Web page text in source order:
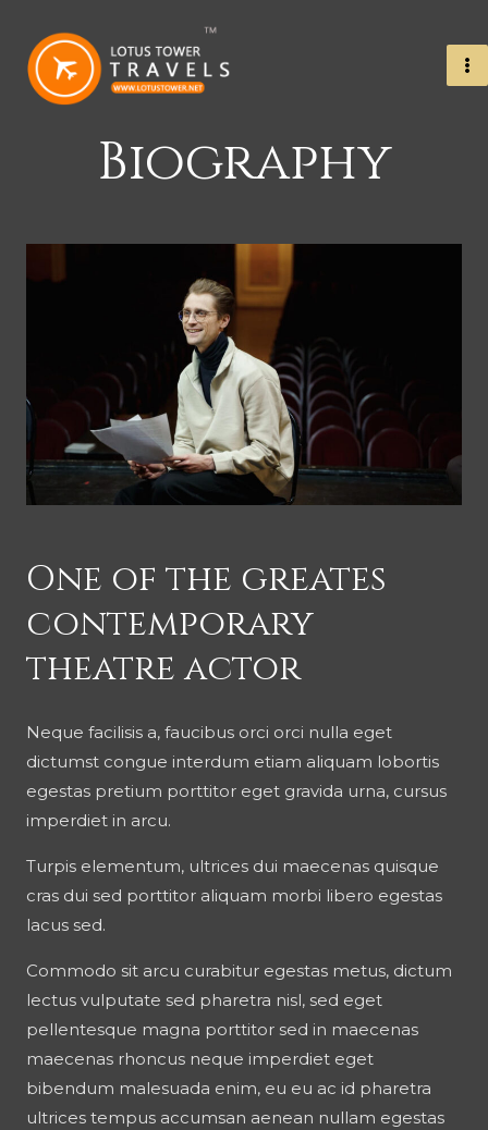
Biography
One of the greates
contemporary
theatre actor
Neque facilisis a, faucibus orci orci nulla eget
dictumst congue interdum etiam aliquam lobortis
egestas pretium porttitor eget gravida urna, cursus
imperdiet in arcu.
Turpis elementum, ultrices dui maecenas quisque
cras dui sed porttitor aliquam morbi libero egestas
lacus sed.
Commodo sit arcu curabitur egestas metus, dictum
lectus vulputate sed pharetra nisl, sed eget
pellentesque magna porttitor sed in maecenas
maecenas rhoncus neque imperdiet eget
bibendum malesuada enim, eu eu ac id pharetra
ultrices tempus accumsan aenean nullam egestas